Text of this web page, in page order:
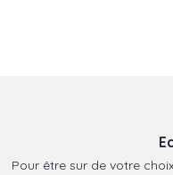
Pour être sur de votre